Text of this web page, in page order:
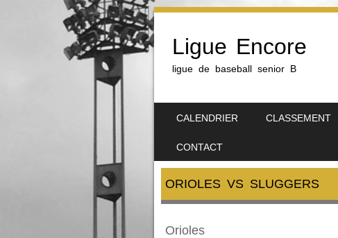
Ligue Encore
ligue de baseball senior B
CALENDRIER CLASSEMENT
CONTACT
ORIOLES VS SLUGGERS
Orioles